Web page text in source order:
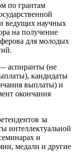
по грантам
ведущих научных
на получение
для молодых
аспиранты (не
кандидаты
выплаты) и
окончания
за
интеллектуальной
и
медали и другие